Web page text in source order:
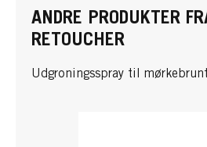
ANDRE PRODUKTER
RETOUCHER
Udgroningsspray til